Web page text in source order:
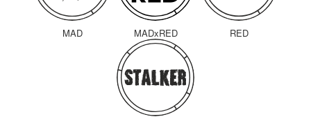
MAD MADxRED RED